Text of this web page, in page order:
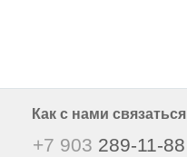
Как с нами связаться
+7 903 289-11-88